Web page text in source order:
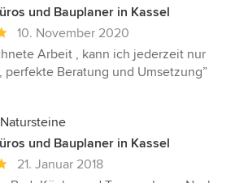
und Bauplaner in Kassel
10. November 2020
Arbeit , kann ich jederzeit nur
perfekte Beratung und Umsetzung”
und Bauplaner in Kassel
21. Januar 2018